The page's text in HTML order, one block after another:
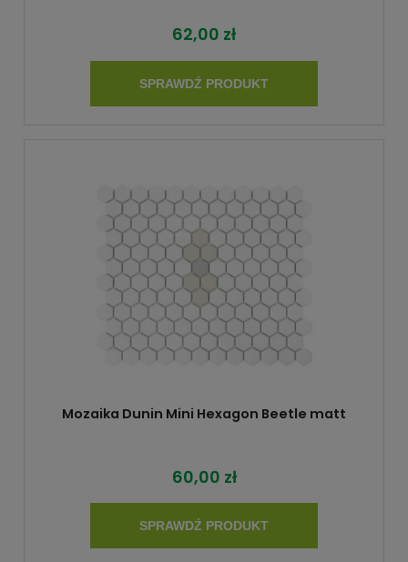
62,00 zł
SPRAWDŹ PRODUKT
Mozaika Dunin Mini Hexagon Beetle matt
60,00 zł
SPRAWDŹ PRODUKT